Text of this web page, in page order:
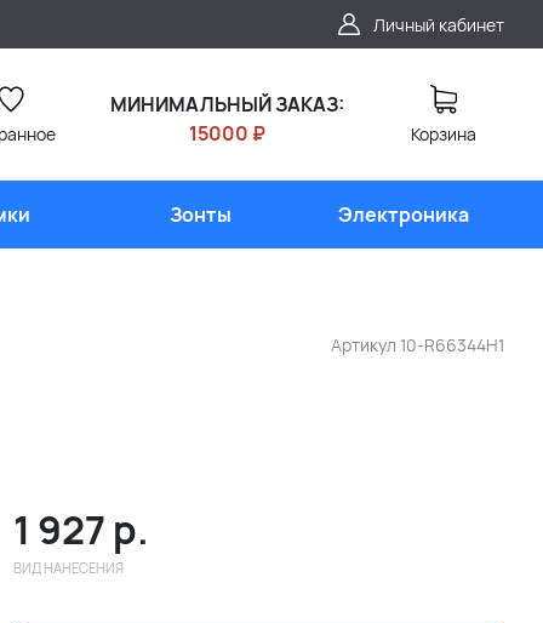
Личный кабинет
МИНИМАЛЬНЫЙ ЗАКАЗ:
15000 ₽
Корзина
Зонты Электроника
Артикул 10-R66344H1
1 927 р.
ВИД НАНЕСЕНИЯ